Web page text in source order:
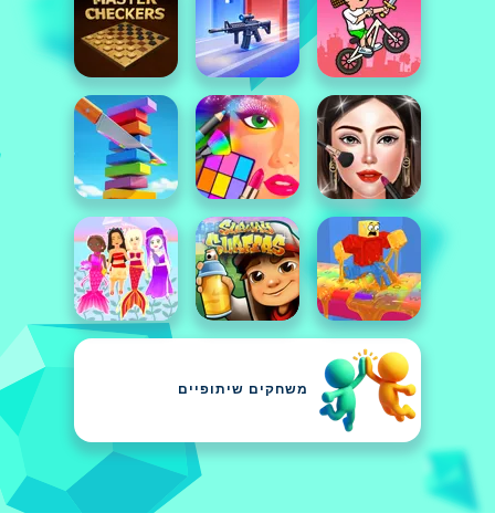
משחקים שיתופיים